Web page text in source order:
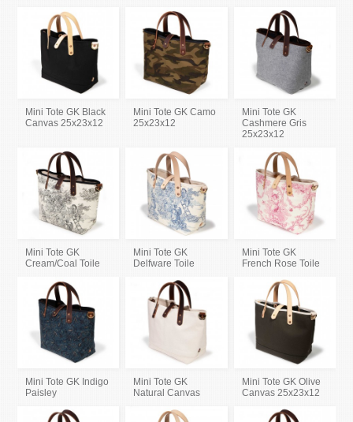
Mini Tote GK Black
Canvas 25x23x12
Mini Tote GK Camo
25x23x12
Mini Tote GK
Cashmere Gris
25x23x12
Mini Tote GK
Cream/Coal Toile
Mini Tote GK
Delfware Toile
Mini Tote GK
French Rose Toile
Mini Tote GK Indigo
Paisley
Mini Tote GK
Natural Canvas
Mini Tote GK Olive
Canvas 25x23x12